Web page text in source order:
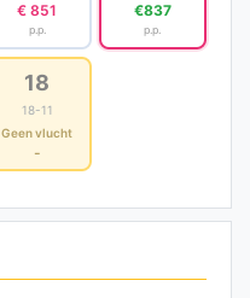
€ 851
p.p.
€837
p.p.
18
18-11
Geen vlucht
-